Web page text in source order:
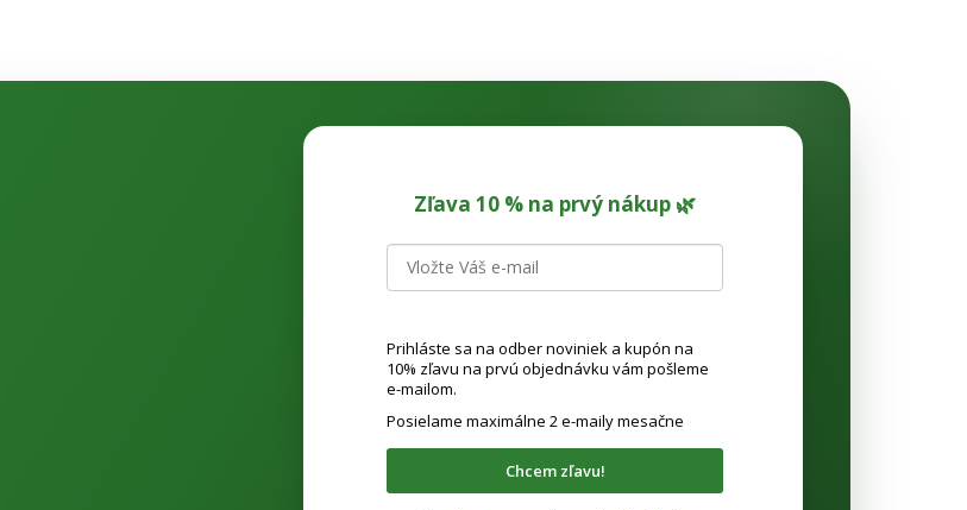
Zľava 10 % na prvý nákup 🌿
Prihláste sa na odber noviniek a kupón na
10% zľavu na prvú objednávku vám pošleme
e-mailom.
Posielame maximálne 2 e-maily mesačne
Chcem zľavu!